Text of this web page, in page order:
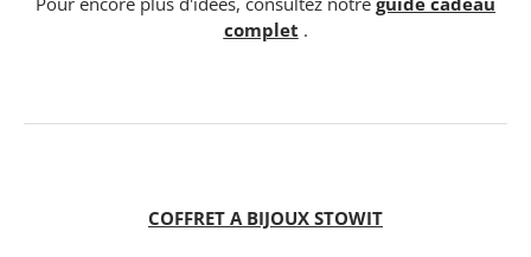
complet .
COFFRET A BIJOUX STOWIT